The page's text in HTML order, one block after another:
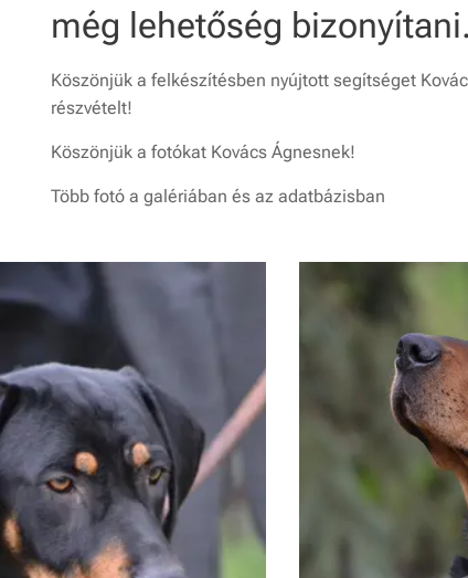
még lehetőség bizonyítani.
Köszönjük a felkészítésben nyújtott segítséget
részvételt!
Köszönjük a fotókat Kovács Ágnesnek!
Több fotó a galériában és az adatbázisban